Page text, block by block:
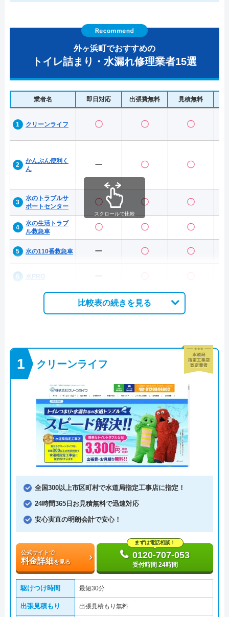
外ヶ浜町でおすすめの
トイレ詰まり・水漏れ修理業者15選
業者名 即日対応 出張費無料 見積無料
クリーンライフ 〇 〇 〇
かんぶん便利く
ん
ー 〇 〇
水のトラブルサ
ポートセンター
〇 〇 〇
水の生活トラブ
ル救急車
〇 〇 〇
水の110番救急車 ー 〇 〇
水PRO
スクロールで比較
比較表の続きを見る
クリーンライフ
全国300以上市区町村で水道局指定工事店に指定！
24時間365日お見積無料で迅速対応
安心実直の明朗会計で安心！
公式サイトで
料金詳細を見る
まずは電話相談！
0120-707-053
受付時間 24時間
駆けつけ時間 最短30分
出張見積もり 出張見積もり無料